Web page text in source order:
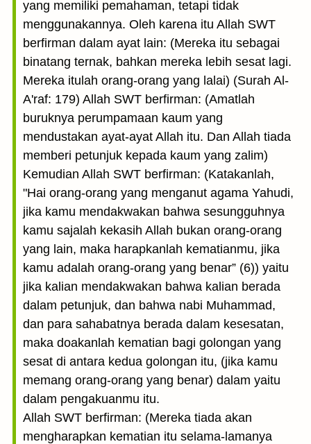
yang memiliki pemahaman, tetapi tidak
menggunakannya. Oleh karena itu Allah SWT
berfirman dalam ayat lain: (Mereka itu sebagai
binatang ternak, bahkan mereka lebih sesat lagi.
Mereka itulah orang-orang yang lalai) (Surah Al-
A'raf: 179) Allah SWT berfirman: (Amatlah
buruknya perumpamaan kaum yang
mendustakan ayat-ayat Allah itu. Dan Allah tiada
memberi petunjuk kepada kaum yang zalim)
Kemudian Allah SWT berfirman: (Katakanlah,
"Hai orang-orang yang menganut agama Yahudi,
jika kamu mendakwakan bahwa sesungguhnya
kamu sajalah kekasih Allah bukan orang-orang
yang lain, maka harapkanlah kematianmu, jika
kamu adalah orang-orang yang benar” (6)) yaitu
jika kalian mendakwakan bahwa kalian berada
dalam petunjuk, dan bahwa nabi Muhammad,
dan para sahabatnya berada dalam kesesatan,
maka doakanlah kematian bagi golongan yang
sesat di antara kedua golongan itu, (jika kamu
memang orang-orang yang benar) dalam yaitu
dalam pengakuanmu itu.
Allah SWT berfirman: (Mereka tiada akan
mengharapkan kematian itu selama-lamanya